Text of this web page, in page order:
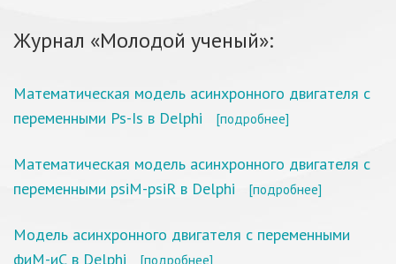
Журнал «Молодой ученый»:
Математическая модель асинхронного двигателя с
переменными Ps-Is в Delphi
[подробнее]
Математическая модель асинхронного двигателя с
переменными psiM-psiR в Delphi
[подробнее]
Модель асинхронного двигателя с переменными
фиМ-иС в Delphi
[подробнее]